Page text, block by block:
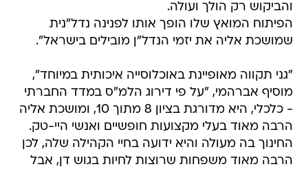
והביקוש רק הולך ועולה.
הפיתוח המואץ שלו הופך אותו לפנינה נדל"נית
שמושכת אליה את יזמי הנדל"ן מובילים בישראל".
"גני תקווה מאופיינת באוכלוסייה איכותית במיוחד",
מוסיף אברהמי, "על פי דירוג הלמ"ס במדד החברתי
- כלכלי, היא מדורגת בציון 8 מתוך 10, ומושכת אליה
הרבה מאוד בעלי מקצועות חופשיים ואנשי היי-טק.
החינוך בה מעולה והיא ידועה בחיי הקהילה שלה, לכן
הרבה מאוד משפחות שרוצות לחיות בגוש דן, אבל